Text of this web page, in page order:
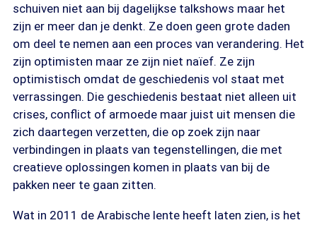
schuiven niet aan bij dagelijkse talkshows maar het
zijn er meer dan je denkt. Ze doen geen grote daden
om deel te nemen aan een proces van verandering. Het
zijn optimisten maar ze zijn niet naïef. Ze zijn
optimistisch omdat de geschiedenis vol staat met
verrassingen. Die geschiedenis bestaat niet alleen uit
crises, conflict of armoede maar juist uit mensen die
zich daartegen verzetten, die op zoek zijn naar
verbindingen in plaats van tegenstellingen, die met
creatieve oplossingen komen in plaats van bij de
pakken neer te gaan zitten.
Wat in 2011 de Arabische lente heeft laten zien, is het